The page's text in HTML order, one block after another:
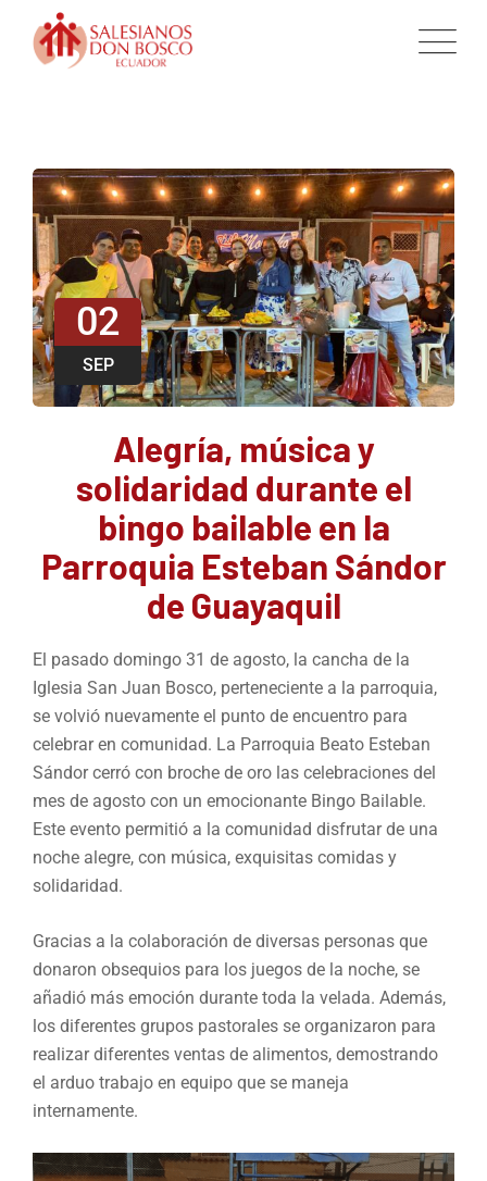
02
SEP
Alegría, música y
solidaridad durante el
bingo bailable en la
Parroquia Esteban Sándor
de Guayaquil
El pasado domingo 31 de agosto, la cancha de la
Iglesia San Juan Bosco, perteneciente a la parroquia,
se volvió nuevamente el punto de encuentro para
celebrar en comunidad. La Parroquia Beato Esteban
Sándor cerró con broche de oro las celebraciones del
mes de agosto con un emocionante Bingo Bailable.
Este evento permitió a la comunidad disfrutar de una
noche alegre, con música, exquisitas comidas y
solidaridad.
Gracias a la colaboración de diversas personas que
donaron obsequios para los juegos de la noche, se
añadió más emoción durante toda la velada. Además,
los diferentes grupos pastorales se organizaron para
realizar diferentes ventas de alimentos, demostrando
el arduo trabajo en equipo que se maneja
internamente.